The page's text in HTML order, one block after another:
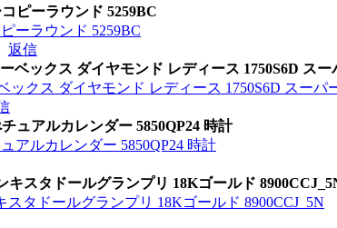
ピーラウンド 5259BC
ーラウンド 5259BC
返信
ベックス ダイヤモンド レディース 1750S6D スー
ックス ダイヤモンド レディース 1750S6D スーパ
ュアルカレンダー 5850QP24 時計
アルカレンダー 5850QP24 時計
スタドールグランプリ 18Kゴールド
タドールグランプリ 18Kゴールド 8900CCJ_5N